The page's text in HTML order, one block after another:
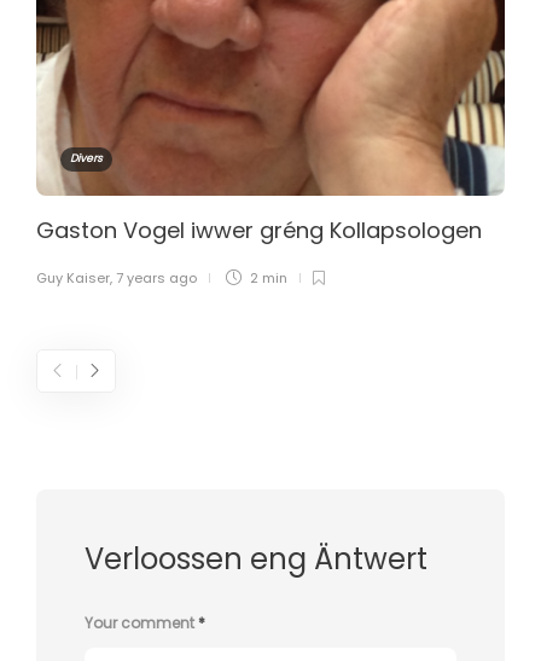
Divers
Gaston Vogel iwwer gréng Kollapsologen
Guy Kaiser, 7 years ago 2 min
Verloossen eng Äntwert
Your comment*